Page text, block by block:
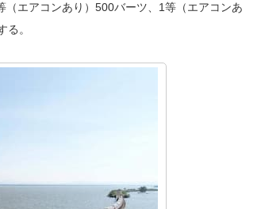
エアコンあり）500バーツ、1等（エアコンあ
。